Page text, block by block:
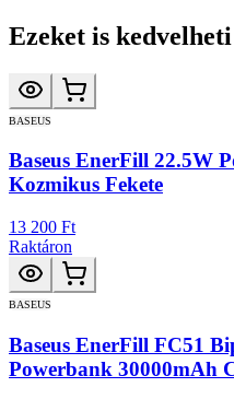
Ezeket is kedvelheti
BASEUS
Baseus EnerFill 22.5W
Kozmikus Fekete
13 200 Ft
Raktáron
BASEUS
Baseus EnerFill FC51
Powerbank 30000mAh